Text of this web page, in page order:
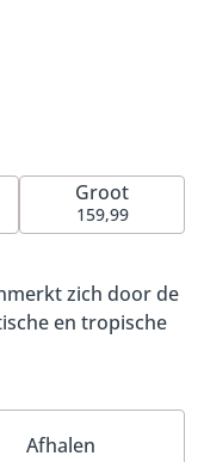
zich door de
en tropische
een mooi en
is gemaakt van
tot de eerste
Denk hierbij aan
Groot
159,99
Afhalen